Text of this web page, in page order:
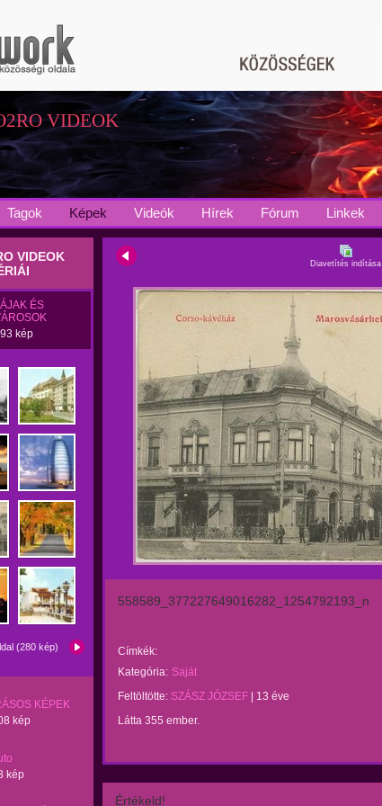
VIDEOK
Tagok Képek Videók Hírek Fórum Linkek
VIDEOK
ÉS
kép
(280 kép)
KÉPEK
kép
kép
Diavetítés indítása
558589_377227649016282_1254792193_n
Címkék:
Kategória: Saját
Feltöltötte: SZÁSZ JÓZSEF
13 éve
Látta 355 ember.
Értékeld!